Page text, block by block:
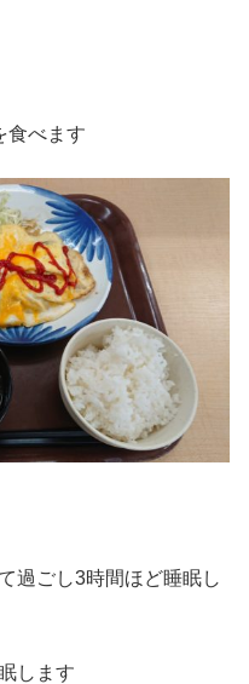
食べます
過ごし3時間ほど睡眠し
します